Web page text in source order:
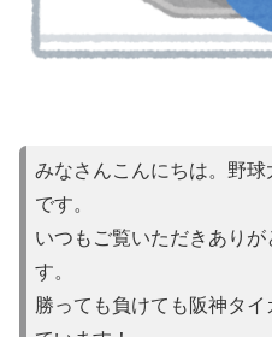
みなさんこんにちは。野球
です。
いつもご覧いただきありが
す。
勝っても負けても阪神タイ